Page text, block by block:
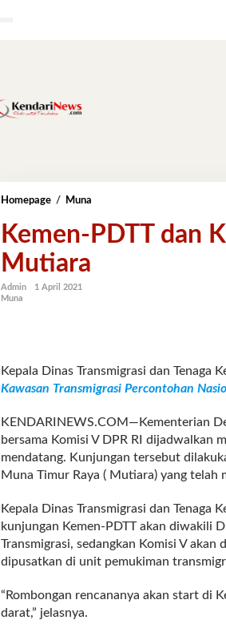
Homepage / Muna
dan
Komisi
Kemen-PDTT dan
Mutiara
Admin
1 April 2021
Muna
Kepala Dinas Transmigrasi dan Tenaga
Kawasan Transmigrasi Percontohan
KENDARINEWS.COM—Kementerian
bersama Komisi V DPR RI dijadwalkan
mendatang. Kunjungan tersebut
Muna Timur Raya ( Mutiara) yang telah
Kepala Dinas Transmigrasi dan Tenaga
kunjungan Kemen-PDTT akan diwakili
Transmigrasi, sedangkan Komisi V
dipusatkan di unit pemukiman
“Rombongan rencananya akan start di
darat,” jelasnya.